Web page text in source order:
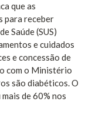
que as
para receber
Saúde (SUS)
e cuidados
e concessão de
com o Ministério
são diabéticos. O
de 60% nos